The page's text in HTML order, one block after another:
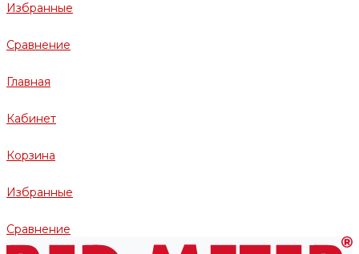
Избранные
Сравнение
Главная
Кабинет
Корзина
Избранные
Сравнение